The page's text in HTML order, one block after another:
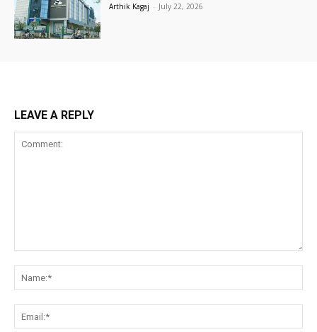
Arthik Kagaj - July 22, 2026
LEAVE A REPLY